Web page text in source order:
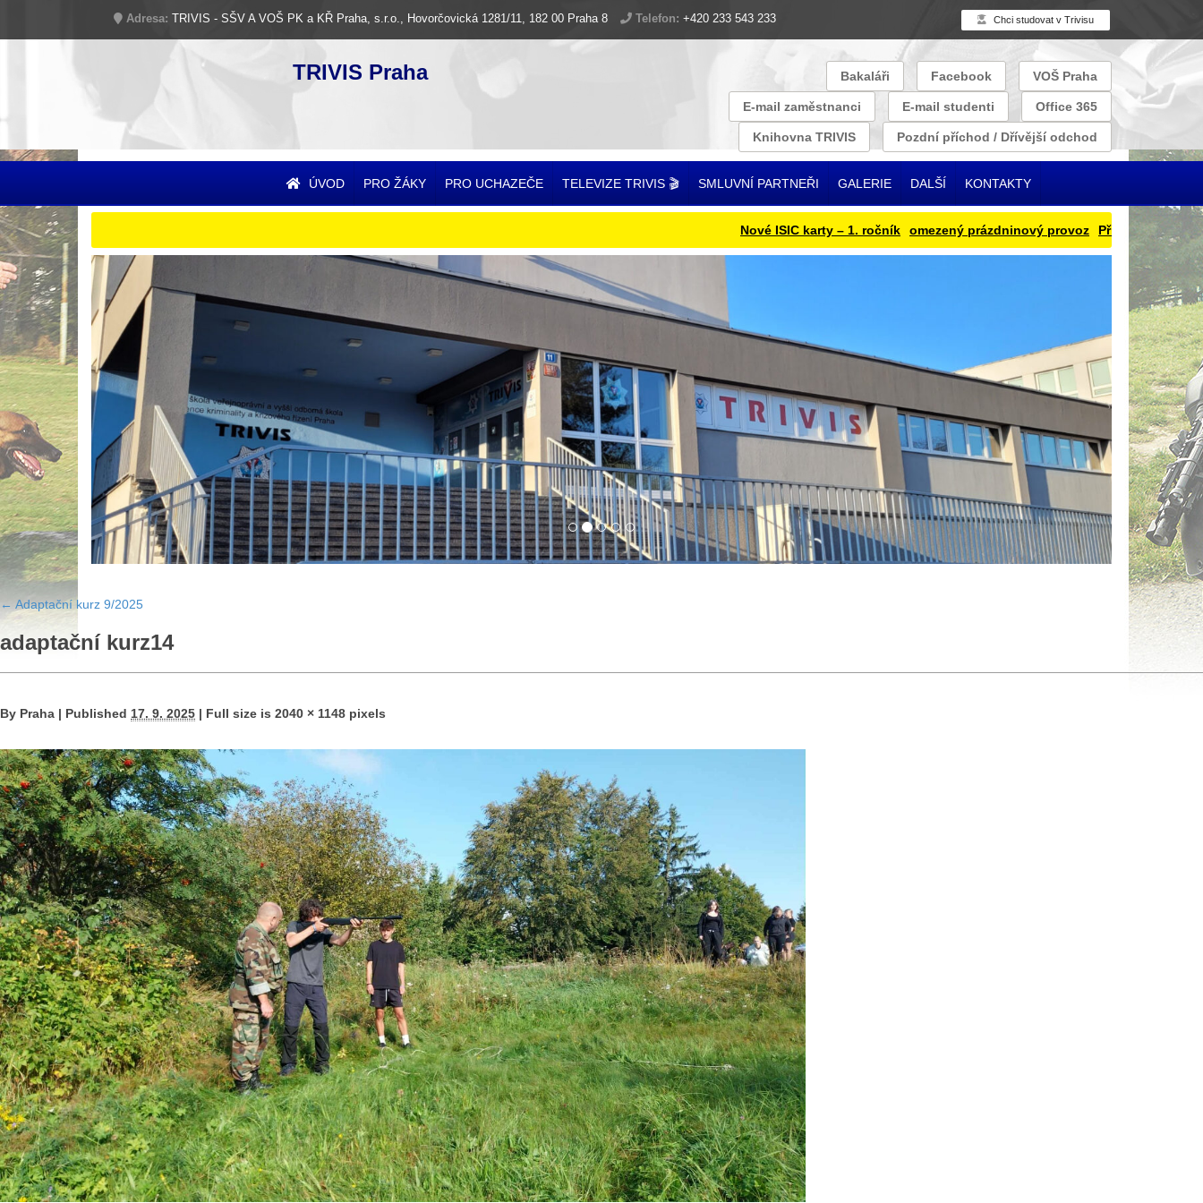
Adresa: TRIVIS - SŠV A VOŠ PK a KŘ Praha, s.r.o., Hovorčovická 1281/11, 182 00 Praha 8 Telefon: +420 233 543 233 Chci studovat v Trivisu
TRIVIS Praha Bakaláři Facebook VOŠ Praha
E-mail zaměstnanci E-mail studenti Office 365
Knihovna TRIVIS Pozdní příchod / Dřívější odchod
ÚVOD PRO ŽÁKY PRO UCHAZEČE TELEVIZE TRIVIS 🎬 SMLUVNÍ PARTNEŘI GALERIE DALŠÍ KONTAKTY
Nové ISIC karty – 1. ročník omezený prázdninový provoz Přihlašování obědu na
← Adaptační kurz 9/2025
adaptační kurz14
By Praha | Published 17. 9. 2025 | Full size is 2040 × 1148 pixels